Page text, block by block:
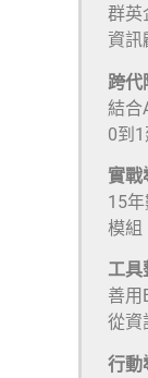
群英
資訊
跨代
結合
0到
實戰
15
模組
工具
善用
從資
行動